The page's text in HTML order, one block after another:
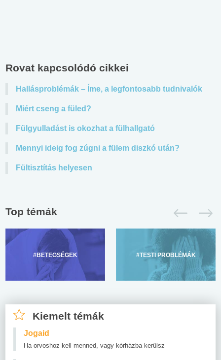
Rovat kapcsolódó cikkei
Hallásproblémák – Íme, a legfontosabb tudnivalók
Miért cseng a füled?
Fülgyulladást is okozhat a fülhallgató
Mennyi ideig fog zúgni a fülem diszkó után?
Fültisztítás helyesen
Top témák
#BETEGSÉGEK #TESTI PROBLÉMÁK
Kiemelt témák
Jogaid
Ha orvoshoz kell menned, vagy kórházba kerülsz